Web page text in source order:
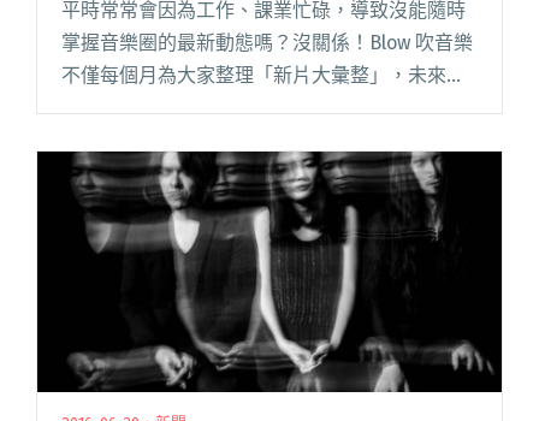
平時常常會因為工作、課業忙碌，導致沒能隨時
掌握音樂圈的最新動態嗎？沒關係！Blow 吹音樂
不僅每個月為大家整理「新片大彙整」，未來還
到最棒的新歌！話不多說，閱讀全文 "網羅最棒
的作品 新歌派送搶先聽"